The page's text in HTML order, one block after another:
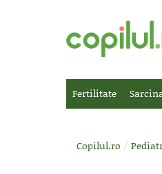
Fertilitate
Copilul.ro /